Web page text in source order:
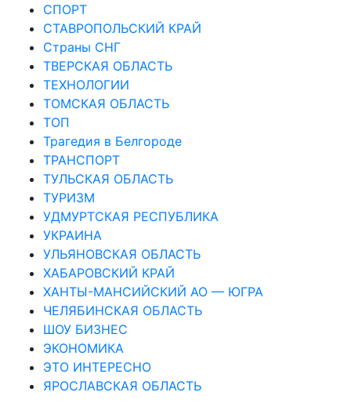
СПОРТ
СТАВРОПОЛЬСКИЙ КРАЙ
Страны СНГ
ТВЕРСКАЯ ОБЛАСТЬ
ТЕХНОЛОГИИ
ТОМСКАЯ ОБЛАСТЬ
ТОП
Трагедия в Белгороде
ТРАНСПОРТ
ТУЛЬСКАЯ ОБЛАСТЬ
ТУРИЗМ
УДМУРТСКАЯ РЕСПУБЛИКА
УКРАИНА
УЛЬЯНОВСКАЯ ОБЛАСТЬ
ХАБАРОВСКИЙ КРАЙ
ХАНТЫ-МАНСИЙСКИЙ АО — ЮГРА
ЧЕЛЯБИНСКАЯ ОБЛАСТЬ
ШОУ БИЗНЕС
ЭКОНОМИКА
ЭТО ИНТЕРЕСНО
ЯРОСЛАВСКАЯ ОБЛАСТЬ